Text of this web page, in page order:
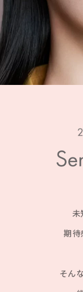
未
期待
そん